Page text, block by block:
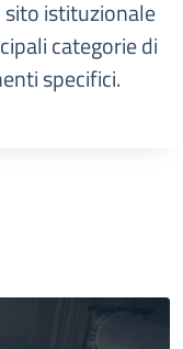
istituzionale
categorie di
specifici.